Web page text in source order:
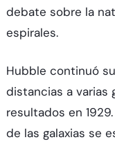
debate sobre la
espirales.
Hubble continuó
distancias a varias
resultados en
de las galaxias se